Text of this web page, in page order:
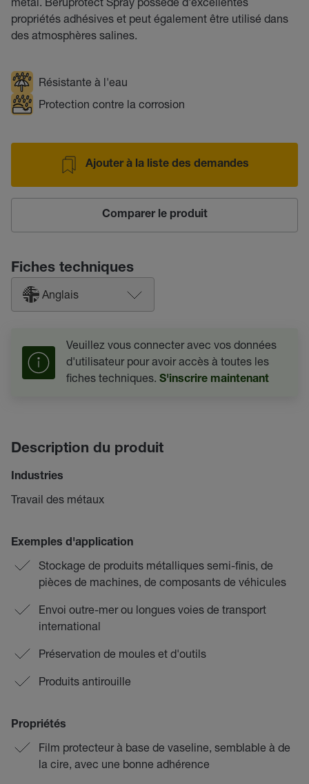
propriétés adhésives et peut également être utilisé dans
des atmosphères salines.
Résistante à l'eau
Protection contre la corrosion
Ajouter à la liste des demandes
Comparer le produit
Fiches techniques
Anglais
Veuillez vous connecter avec vos données
d'utilisateur pour avoir accès à toutes les
fiches techniques. S'inscrire maintenant
Description du produit
Industries
Travail des métaux
Exemples d'application
Stockage de produits métalliques semi-finis, de
pièces de machines, de composants de véhicules
Envoi outre-mer ou longues voies de transport
international
Préservation de moules et d'outils
Produits antirouille
Propriétés
Film protecteur à base de vaseline, semblable à de
la cire, avec une bonne adhérence